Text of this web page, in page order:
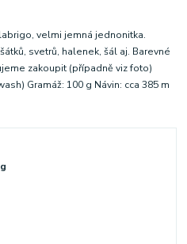
velmi jemná jednonitka.
svetrů, halenek, šál aj. Barevné
zakoupit (případně viz foto)
Gramáž: 100 g Návin: cca 385 m